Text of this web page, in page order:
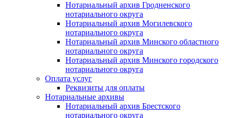
Нотариальный архив Гродненского
нотариального округа
Нотариальный архив Могилевского
нотариального округа
Нотариальный архив Минского областного
нотариального округа
Нотариальный архив Минского городского
нотариального округа
Оплата услуг
Реквизиты для оплаты
Нотариальные архивы
Нотариальный архив Брестского
нотариального округа